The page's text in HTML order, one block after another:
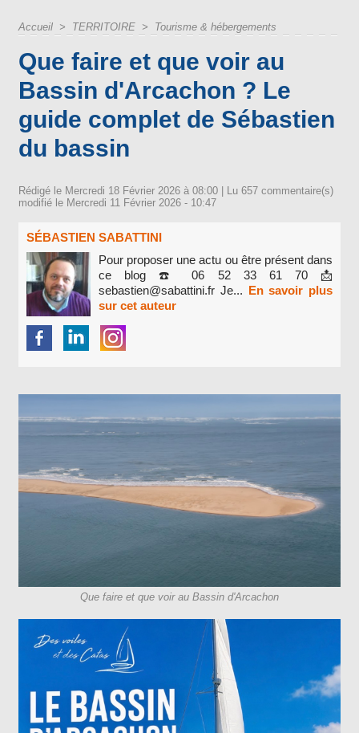
Accueil > TERRITOIRE > Tourisme & hébergements
Que faire et que voir au
Bassin d'Arcachon ? Le
guide complet de Sébastien
du bassin
Rédigé le Mercredi 18 Février 2026 à 08:00 | Lu 657 commentaire(s)
modifié le Mercredi 11 Février 2026 - 10:47
SÉBASTIEN SABATTINI
Pour proposer une actu ou être présent dans
ce blog ☎️ 06 52 33 61 70 📩
sebastien@sabattini.fr Je... En savoir plus
sur cet auteur
Que faire et que voir au Bassin d'Arcachon